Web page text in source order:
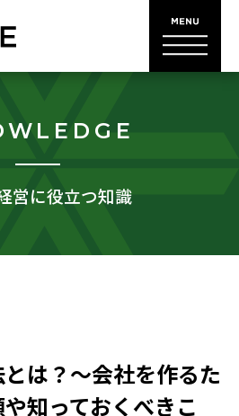
営に役立つ知識
は？〜会社を作るた
知っておくべきこ